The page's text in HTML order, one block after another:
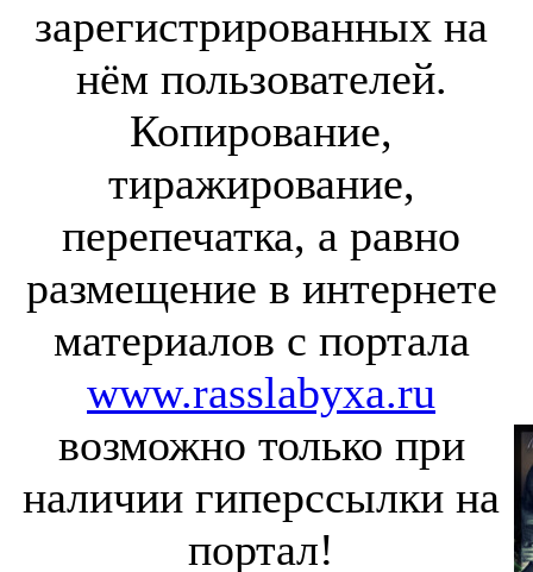
зарегистрированных на
нём пользователей.
Копирование,
тиражирование,
перепечатка, а равно
размещение в интернете
материалов с портала
www.rasslabyxa.ru
возможно только при
наличии гиперссылки на
портал!